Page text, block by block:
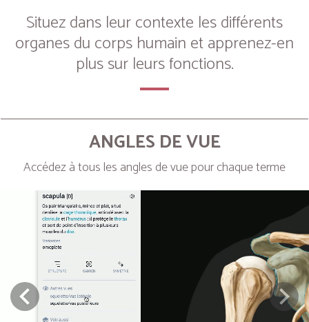
Situez dans leur contexte les différents
organes du corps humain et apprenez-en
plus sur leurs fonctions.
ANGLES DE VUE
Accédez à tous les angles de vue pour chaque terme